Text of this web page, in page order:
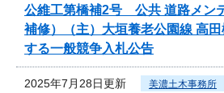
公維工第橋補2号 公共 道路メン
補修）（主）大垣養老公園線 高
する一般競争入札公告
2025年7月28日更新 美濃土木事務所